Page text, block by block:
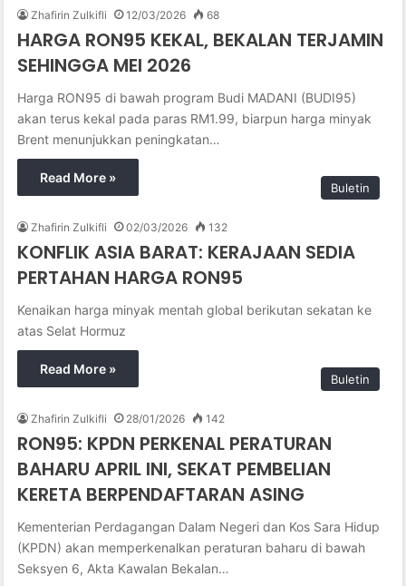
Zhafirin Zulkifli 12/03/2026 68
HARGA RON95 KEKAL, BEKALAN TERJAMIN
SEHINGGA MEI 2026
Harga RON95 di bawah program Budi MADANI (BUDI95)
akan terus kekal pada paras RM1.99, biarpun harga minyak
Brent menunjukkan peningkatan…
Read More »
Buletin
Zhafirin Zulkifli 02/03/2026 132
KONFLIK ASIA BARAT: KERAJAAN SEDIA
PERTAHAN HARGA RON95
Kenaikan harga minyak mentah global berikutan sekatan ke
atas Selat Hormuz
Read More »
Buletin
Zhafirin Zulkifli 28/01/2026 142
RON95: KPDN PERKENAL PERATURAN
BAHARU APRIL INI, SEKAT PEMBELIAN
KERETA BERPENDAFTARAN ASING
Kementerian Perdagangan Dalam Negeri dan Kos Sara Hidup
(KPDN) akan memperkenalkan peraturan baharu di bawah
Seksyen 6, Akta Kawalan Bekalan…